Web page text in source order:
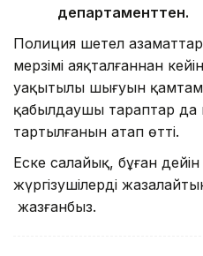
департаменттен.
Полиция шетел
мерзімі аяқталғаннан
уақытылы шығуын
қабылдаушы тараптар да
тартылғанын атап өтті.
Еске салайық, бұған
жүргізушілерді
жазғанбыз.